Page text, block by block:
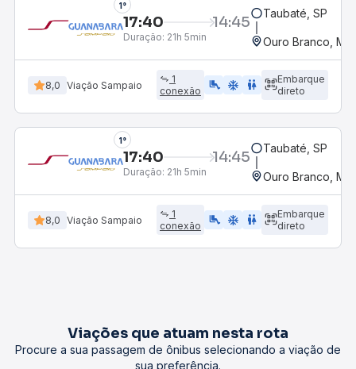
1°
17:40 14:45
Duração: 21h 5min
Taubaté, SP
Ouro Branco, MG
8,0 Viação Sampaio
1
conexão
airline_seat_legroom_extra ac_unit wc
Embarque
direto
1°
17:40 14:45
Duração: 21h 5min
Taubaté, SP
Ouro Branco, MG
8,0 Viação Sampaio
1
conexão
airline_seat_legroom_extra ac_unit wc
Embarque
direto
Viações que atuam nesta rota
Procure a sua passagem de ônibus selecionando a viação de
sua preferência.